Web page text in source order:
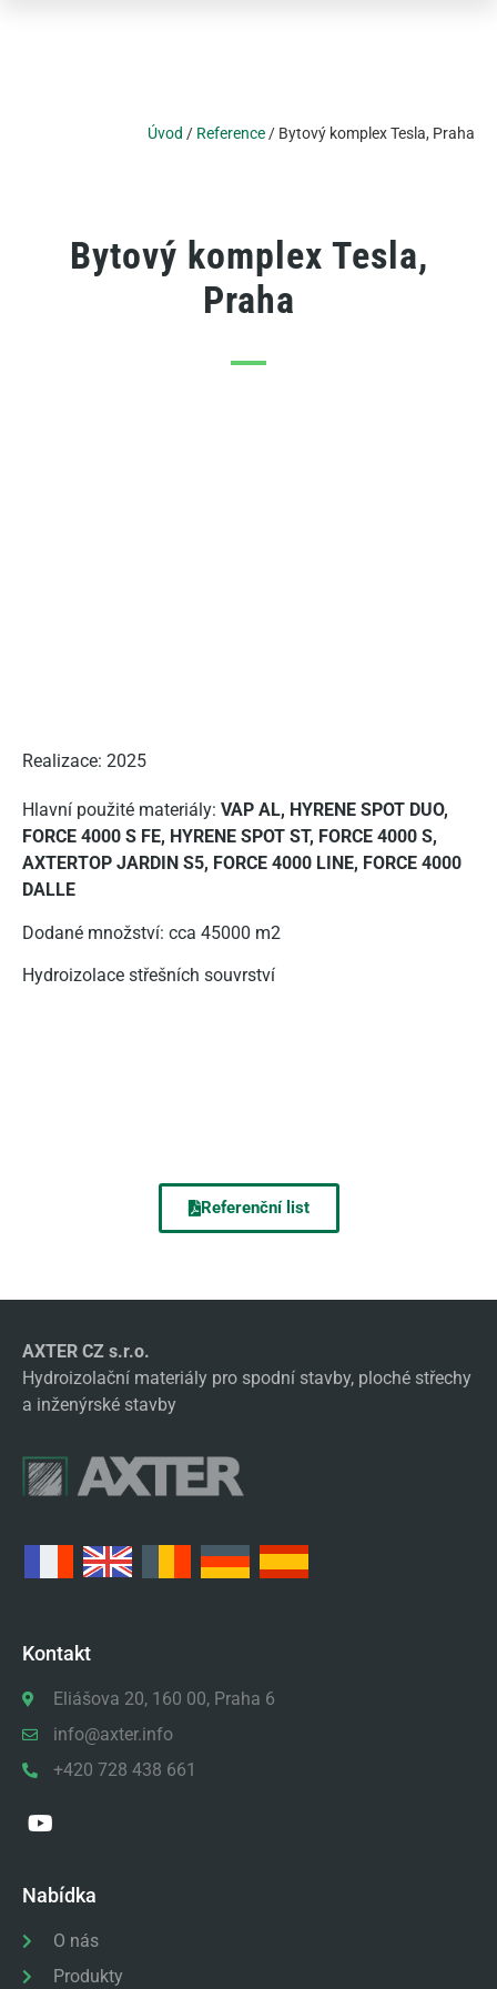
Úvod / Reference / Bytový komplex Tesla, Praha
Bytový komplex Tesla,
Praha
Realizace: 2025
Hlavní použité materiály: VAP AL, HYRENE SPOT DUO,
FORCE 4000 S FE, HYRENE SPOT ST, FORCE 4000 S,
AXTERTOP JARDIN S5, FORCE 4000 LINE, FORCE 4000
DALLE
Dodané množství: cca 45000 m2
Hydroizolace střešních souvrství
Referenční list
AXTER CZ s.r.o.
Hydroizolační materiály pro spodní stavby, ploché střechy
a inženýrské stavby
Kontakt
Eliášova 20, 160 00, Praha 6
info@axter.info
+420 728 438 661
Nabídka
O nás
Produkty